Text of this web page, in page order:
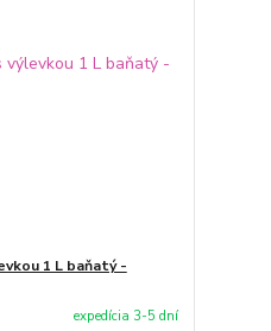
1 L baňatý -
expedícia 3-5 dní